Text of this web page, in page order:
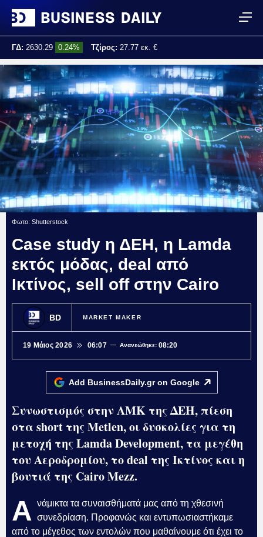
ΓΔ: 2630.29 0.24% Τζίρος: 27.77 εκ. €
Τελ. ενημέρωση: 10:44:36
Φωτο: Shutterstock
Case study η ΔΕΗ, η Lamda
εκτός μόδας, deal από
Ικτίνος, sell off στην Cairo
BD MARKET MAKER
19 Μάιος 2026 06:07 Ανανεώθηκε:08:20
Add BusinessDaily.gr on Google
Συνωστισμός στην ΑΜΚ της ΔΕΗ, πίεση
στα short της Metlen, οι δυσκολίες για τη
μετοχή της Lamda Development, τα μεγέθη
του Αεροδρομίου, το deal της Ικτίνος και η
βουτιά της Cairo Mezz.
Α νάμικτα τα συναισθήματά μας από τη χθεσινή
συνεδρίαση. Προφανώς και εντυπωσιαστήκαμε
από το μέγεθος των εντολών που μαθαίνουμε ότι έχει το